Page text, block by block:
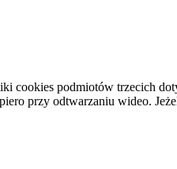
podmiotów trzecich
przy odtwarzaniu wideo.